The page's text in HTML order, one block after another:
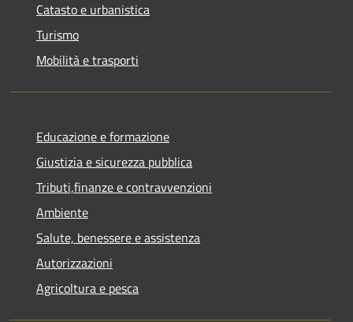
Catasto e urbanistica
Turismo
Mobilità e trasporti
Educazione e formazione
Giustizia e sicurezza pubblica
Tributi,finanze e contravvenzioni
Ambiente
Salute, benessere e assistenza
Autorizzazioni
Agricoltura e pesca